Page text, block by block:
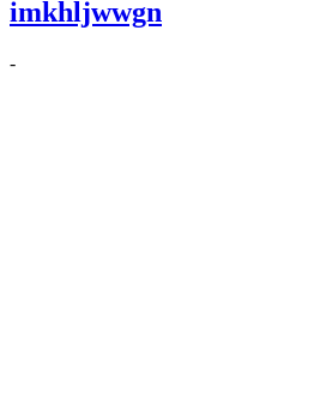
imkhljwwgn
-